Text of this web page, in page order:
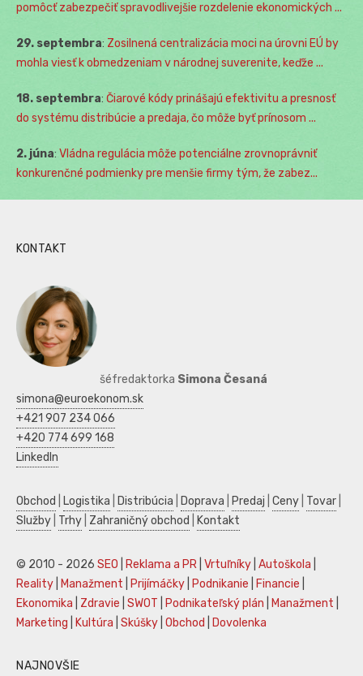
pomôcť zabezpečiť spravodlivejšie rozdelenie ekonomických ...
29. septembra: Zosilnená centralizácia moci na úrovni EÚ by
mohla viesť k obmedzeniam v národnej suverenite, keďže ...
18. septembra: Čiarové kódy prinášajú efektivitu a presnosť
do systému distribúcie a predaja, čo môže byť prínosom ...
2. júna: Vládna regulácia môže potenciálne zrovnoprávniť
konkurenčné podmienky pre menšie firmy tým, že zabez...
KONTAKT
šéfredaktorka Simona Česaná
simona@euroekonom.sk
+421 907 234 066
+420 774 699 168
LinkedIn
Obchod Logistika Distribúcia Doprava Predaj Ceny Tovar
Služby Trhy Zahraničný obchod Kontakt
© 2010 - 2026 SEO Reklama a PR Vrtuľníky Autoškola
Reality
Manažment Prijímáčky Podnikanie Financie
Ekonomika
Zdravie SWOT Podnikateľský plán Manažment
Marketing
Kultúra Skúšky Obchod Dovolenka
NAJNOVŠIE